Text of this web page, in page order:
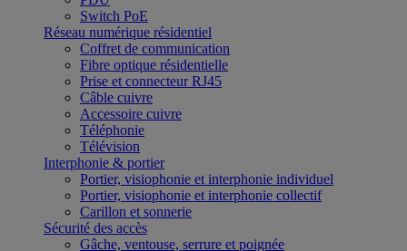
Switch PoE
Réseau numérique résidentiel
Coffret de communication
Fibre optique résidentielle
Prise et connecteur RJ45
Câble cuivre
Accessoire cuivre
Téléphonie
Télévision
Interphonie & portier
Portier, visiophonie et interphonie individuel
Portier, visiophonie et interphonie collectif
Carillon et sonnerie
Sécurité des accès
Gâche, ventouse, serrure et poignée